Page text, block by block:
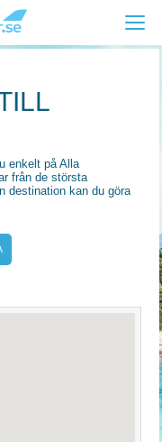
enkelt på Alla
från de största
destination kan du göra